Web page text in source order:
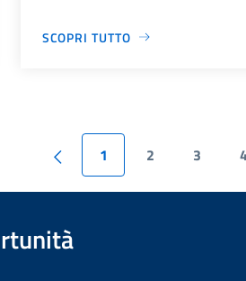
SCOPRI TUTTO
1 2 3